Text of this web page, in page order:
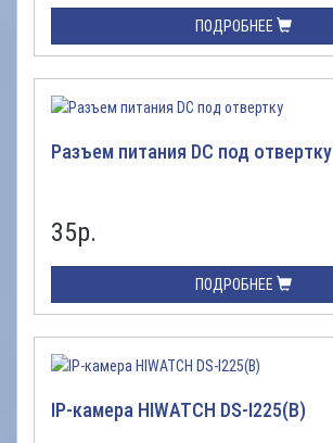
ПОДРОБНЕЕ
Разъем питания DC под отвертку
35р.
ПОДРОБНЕЕ
IP-камера HIWATCH DS-I225(B)